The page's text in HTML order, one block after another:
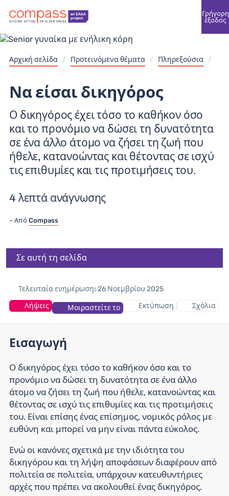
Γρήγορη
έξοδος
Αρχική σελίδα / Προτεινόμενα θέματα / Πληρεξούσια /
Να είσαι δικηγόρος
Ο δικηγόρος έχει τόσο το καθήκον όσο
και το προνόμιο να δώσει τη δυνατότητα
σε ένα άλλο άτομο να ζήσει τη ζωή που
ήθελε, κατανοώντας και θέτοντας σε ισχύ
τις επιθυμίες και τις προτιμήσεις του.
4 λεπτά ανάγνωσης
Από Compass
Σε αυτή τη σελίδα
Τελευταία ενημέρωση: 26 Νοεμβρίου 2025
Λήψεις
Μοιραστείτε το Εκτύπωση Σχόλια
Εισαγωγή
Ο δικηγόρος έχει τόσο το καθήκον όσο και το
προνόμιο να δώσει τη δυνατότητα σε ένα άλλο
άτομο να ζήσει τη ζωή που ήθελε, κατανοώντας και
θέτοντας σε ισχύ τις επιθυμίες και τις προτιμήσεις
του. Είναι επίσης ένας επίσημος, νομικός ρόλος με
ευθύνη και μπορεί να μην είναι πάντα εύκολος.
Ενώ οι κανόνες σχετικά με την ιδιότητα του
δικηγόρου και τη λήψη αποφάσεων διαφέρουν από
πολιτεία σε πολιτεία, υπάρχουν κατευθυντήριες
αρχές που πρέπει να ακολουθεί ένας δικηγόρος.